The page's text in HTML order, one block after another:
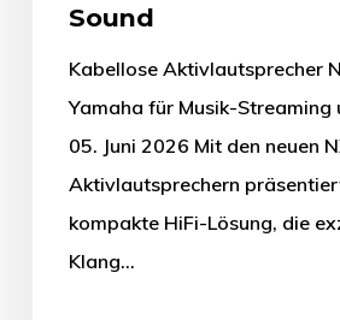
Sound
Kabellose Aktivlautsprecher
Yamaha für Musik-Streaming
05. Juni 2026 Mit den neuen
Aktivlautsprechern
kompakte HiFi-Lösung, die
Klang…